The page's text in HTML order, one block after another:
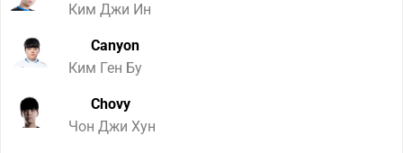
Ким Джи Ин
Canyon
Ким Ген Бу
Chovy
Чон Джи Хун